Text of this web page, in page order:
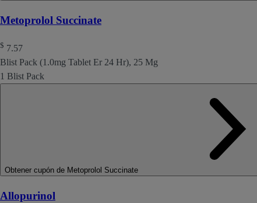
Metoprolol Succinate
$ 7.57
Blist Pack (1.0mg Tablet Er 24 Hr), 25 Mg
1 Blist Pack
Obtener cupón de Metoprolol Succinate
Allopurinol